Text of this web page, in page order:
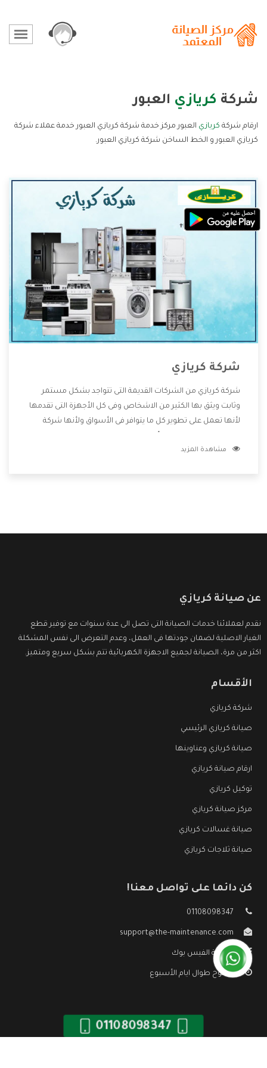
شركة كريازي العبور
ارقام شركة كريازي العبور مركز خدمة شركة كريازي العبور خدمة عملاء شركة
كريازي العبور و الخط الساخن شركة كريازي العبور.
شركة كريازي
شركة كريازي من الشركات القديمة التى تتواجد بشكل مستمر
وثابت ويثق بها الكثير من الاشخاص وفى كل الأجهزة التى تقدمها
لأنها تعمل على تطوير كل ما يتوافر فى الأسواق ولأنها شركة
وتقدم للعملاء أقوى العروض والخصومات التى تسهل على
مشاهدة المزيد
عن صيانة كريازي
نقدم لعملائنا خدمات الصيانة التى تصل الى عدة سنوات مع توفير قطع
الغيار الاصلية لضمان جودتها فى العمل، وعدم التعرض الى نفس المشكلة
اكثر من مرة، الصيانة لجميع الاجهزة الكهربائية تتم بشكل سريع ومتميز.
الأقسام
شركة كريازي
صيانة كريازي الرئيسي
صيانة كريازي وعناوينها
ارقام صيانة كريازي
توكيل كريازي
مركز صيانة كريازي
صيانة غسالات كريازي
صيانة ثلاجات كريازي
كن دائما على تواصل معنا!
01108098347
support@the-maintenance.com
صفحة الفيس بوك
مفتوح طوال ايام الأسبوع
01108098347